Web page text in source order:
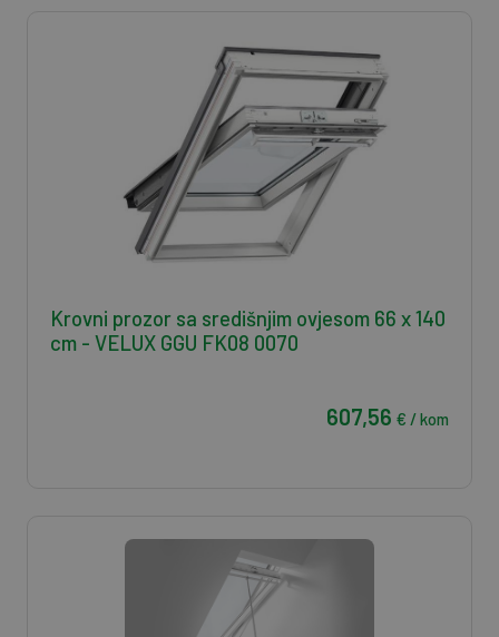
Krovni prozor sa središnjim ovjesom 66 x 140
cm - VELUX GGU FK08 0070
607,56 € / kom